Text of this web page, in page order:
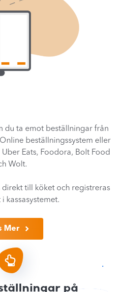
du ta emot beställningar från
beställningssystem eller
Eats, Foodora, Bolt Food
Wolt.
till köket och registreras
kassasystemet.
Mer
på